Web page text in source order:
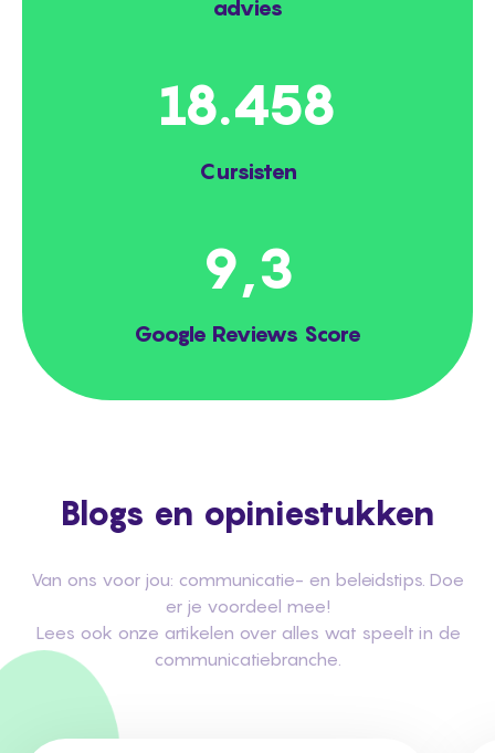
advies
20.000
Cursisten
9,3
Google Reviews Score
Blogs en opiniestukken
Van ons voor jou: communicatie- en beleidstips. Doe
er je voordeel mee!
Lees ook onze artikelen over alles wat speelt in de
communicatiebranche.